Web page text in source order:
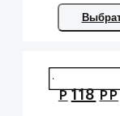
Р118РР